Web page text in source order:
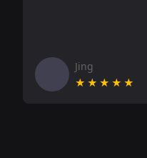
Jing
★★★★★